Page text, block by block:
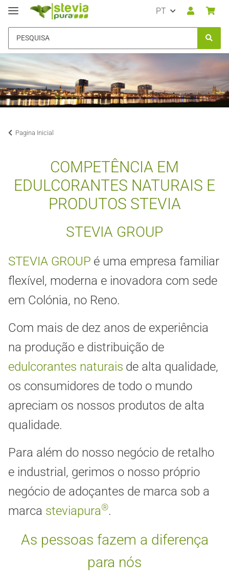
PT
Pagina Inicial
COMPETÊNCIA EM
EDULCORANTES NATURAIS E
PRODUTOS STEVIA
STEVIA GROUP
STEVIA GROUP é uma empresa familiar
flexível, moderna e inovadora com sede
em Colónia, no Reno.
Com mais de dez anos de experiência
na produção e distribuição de
edulcorantes naturais de alta qualidade,
os consumidores de todo o mundo
apreciam os nossos produtos de alta
qualidade.
Para além do nosso negócio de retalho
e industrial, gerimos o nosso próprio
negócio de adoçantes de marca sob a
marca steviapura®.
As pessoas fazem a diferença
para nós